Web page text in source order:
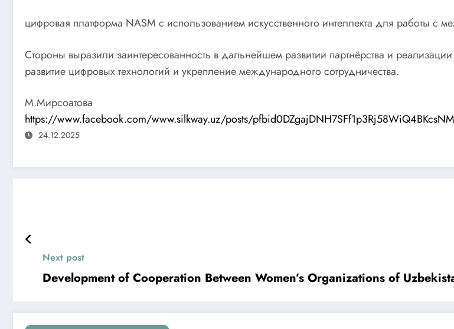
цифровая платформа NASM с использованием искусственного интеллекта для работы с
Стороны выразили заинтересованность в дальнейшем развитии партнёрства и
развитие цифровых технологий и укрепление международного сотрудничества.
М.Мирсоатова
https://www.facebook.com/www.silkway.uz/posts/
24.12.2025
Next post
Development of Cooperation Between Women’s Organizations of